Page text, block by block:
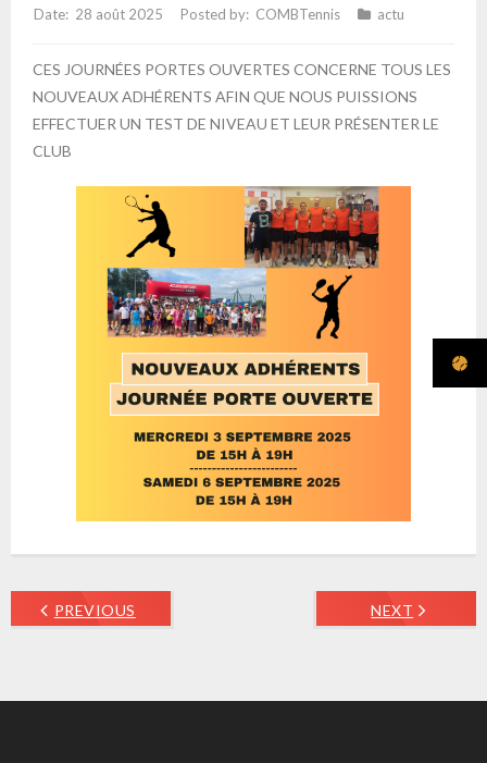
28 août 2025 COMBTennis actu
CES JOURNÉES PORTES OUVERTES CONCERNE TOUS LES
NOUVEAUX ADHÉRENTS AFIN QUE NOUS PUISSIONS
EFFECTUER UN TEST DE NIVEAU ET LEUR PRÉSENTER LE
CLUB
PREVIOUS NEXT